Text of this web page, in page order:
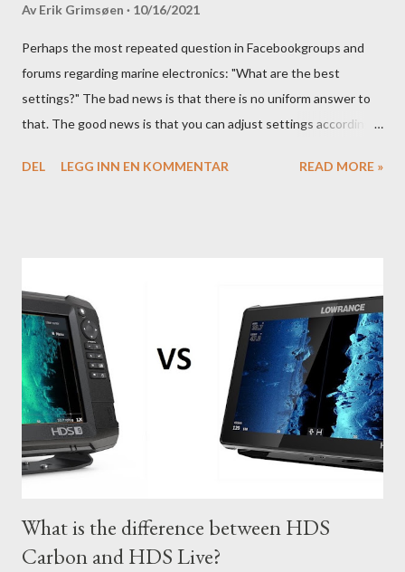
Av Erik Grimsøen 10/16/2021
Perhaps the most repeated question in Facebookgroups and
forums regarding marine electronics: "What are the best
settings?" The bad news is that there is no uniform answer to
that. The good news is that you can adjust settings according
you should tweak and why. Here is part 1 of our guide to get the
DEL LEGG INN EN KOMMENTAR READ MORE »
What is the difference between HDS
Carbon and HDS Live?